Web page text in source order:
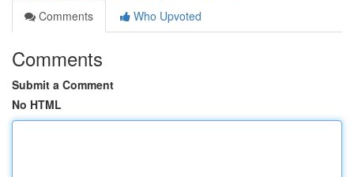
Comments
Who Upvoted
Comments
Submit a Comment
No HTML